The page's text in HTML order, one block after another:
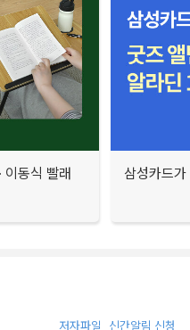
이동식 빨래
삼성카드
저자파일 신간알림 신청